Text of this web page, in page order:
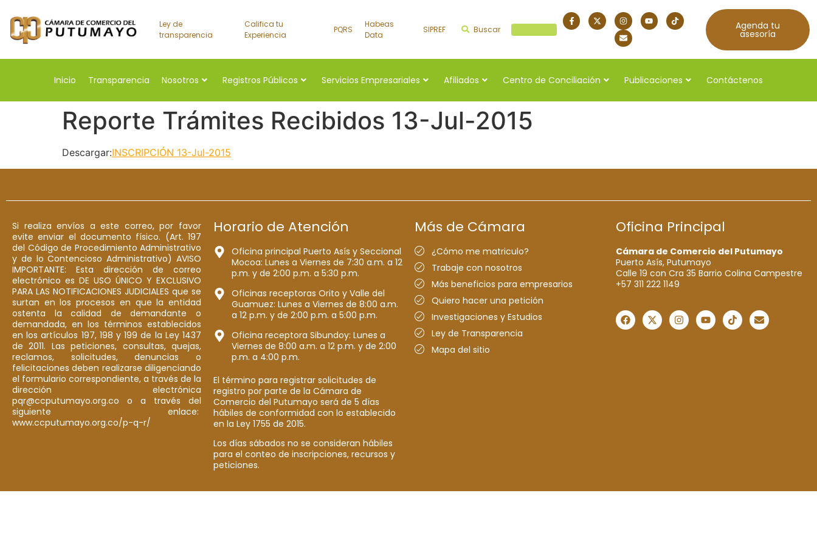
Ley de
transparencia
Califica tu
Experiencia
PQRS
Habeas
Data
SIPREF Buscar Agenda tu
asesoría
Inicio Transparencia Nosotros Registros Públicos Servicios Empresariales Afiliados Centro de Conciliación Publicaciones Contáctenos
Reporte Trámites Recibidos 13-Jul-2015
Descargar:INSCRIPCIÓN 13-Jul-2015
Si realiza envíos a este correo, por favor
evite enviar el documento físico. (Art. 197
del Código de Procedimiento Administrativo
y de lo Contencioso Administrativo) AVISO
IMPORTANTE: Esta dirección de correo
electrónico es DE USO ÚNICO Y EXCLUSIVO
PARA LAS NOTIFICACIONES JUDICIALES que se
surtan en los procesos en que la entidad
ostenta la calidad de demandante o
demandada, en los términos establecidos
en los artículos 197, 198 y 199 de la Ley 1437
de 2011. Las peticiones, consultas, quejas,
reclamos, solicitudes, denuncias o
felicitaciones deben realizarse diligenciando
el formulario correspondiente, a través de la
dirección electrónica
pqr@ccputumayo.org.co o a través del
siguiente enlace:
www.ccputumayo.org.co/p-q-r/
Horario de Atención
Oficina principal Puerto Asís y Seccional
Mocoa: Lunes a Viernes de 7:30 a.m. a 12
p.m. y de 2:00 p.m. a 5:30 p.m.
Oficinas receptoras Orito y Valle del
Guamuez: Lunes a Viernes de 8:00 a.m.
a 12 p.m. y de 2:00 p.m. a 5:00 p.m.
Oficina receptora Sibundoy: Lunes a
Viernes de 8:00 a.m. a 12 p.m. y de 2:00
p.m. a 4:00 p.m.
El término para registrar solicitudes de
registro por parte de la Cámara de
Comercio del Putumayo será de 5 días
hábiles de conformidad con lo establecido
en la Ley 1755 de 2015.
Los días sábados no se consideran hábiles
para el conteo de inscripciones, recursos y
peticiones.
Más de Cámara
¿Cómo me matriculo?
Trabaje con nosotros
Más beneficios para empresarios
Quiero hacer una petición
Investigaciones y Estudios
Ley de Transparencia
Mapa del sitio
Oficina Principal
Cámara de Comercio del Putumayo
Puerto Asís, Putumayo
Calle 19 con Cra 35 Barrio Colina Campestre
+57 311 222 1149